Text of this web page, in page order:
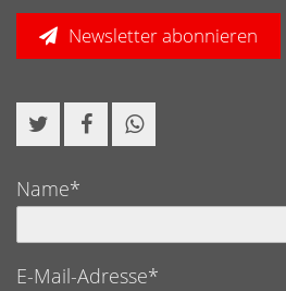
Newsletter abonnieren
Name*
E-Mail-Adresse*